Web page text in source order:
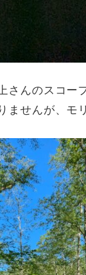
んのスコー
せんが、モ